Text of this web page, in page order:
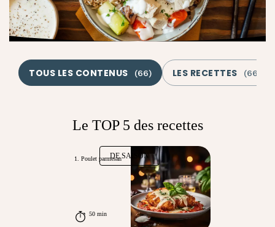
TOUS LES CONTENUS (66) LES RECETTES (66
Le TOP 5 des recettes
DE SAISON
1. Poulet parmesan
50 min